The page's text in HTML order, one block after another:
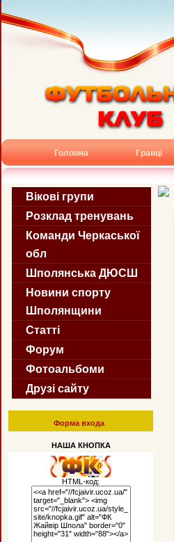
Головна Гравці
Вікові групи
Розклад тренувань
Команди Черкаської
обл
Шполянська ДЮСШ
Новини спорту
Шполянщини
Статті
Форум
Фотоальбоми
Друзі сайту
Форма входа
НАША КНОПКА
HTML-код: